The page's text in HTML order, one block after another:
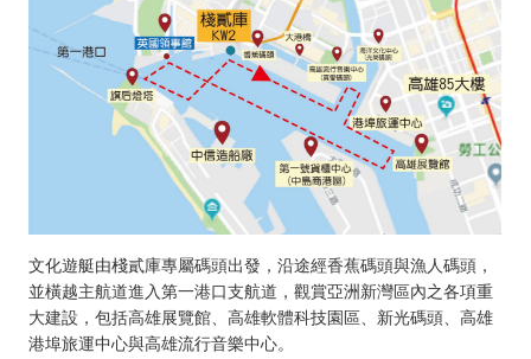
文化遊艇由棧貳庫專屬碼頭出發，沿途經香蕉碼頭與漁人碼頭，
並橫越主航道進入第一港口支航道，觀賞亞洲新灣區內之各項重
大建設，包括高雄展覽館、高雄軟體科技園區、新光碼頭、高雄
港埠旅運中心與高雄流行音樂中心。